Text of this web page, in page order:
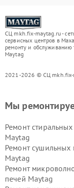
СЦ mkh.fix-maytag.ru -
сервисных центров в
ремонту и обслуживанию
Maytag
2021-2026 © СЦ mkh.fix-
Мы
Ремонт
Maytag
Ремонт
Maytag
Ремонт
печей Maytag